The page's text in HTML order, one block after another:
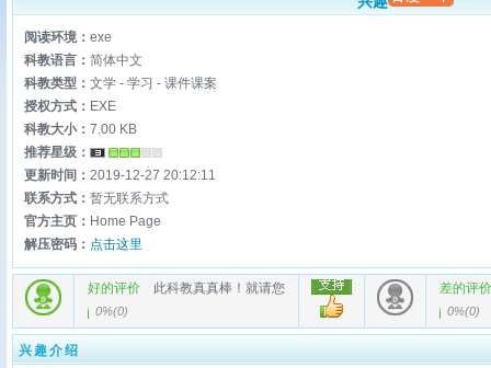
阅读环境： exe
科教语言： 简体中文
科教类型： 文学 - 学习 - 课件课案
授权方式： EXE
科教大小： 7.00 KB
推荐星级：
更新时间： 2019-12-27 20:12:11
联系方式： 暂无联系方式
官方主页： Home Page
解压密码： 点击这里
好的评价 此科教真真棒！就请您
0%(0)
差的评价
0%(0)
兴趣介绍